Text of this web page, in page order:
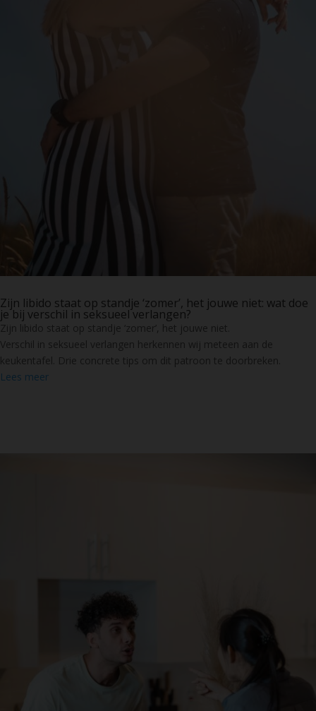
Zijn libido staat op standje ‘zomer’, het jouwe niet: wat doe
je bij verschil in seksueel verlangen?
Zijn libido staat op standje ‘zomer’, het jouwe niet.
Verschil in seksueel verlangen herkennen wij meteen aan de
keukentafel. Drie concrete tips om dit patroon te doorbreken.
Lees meer